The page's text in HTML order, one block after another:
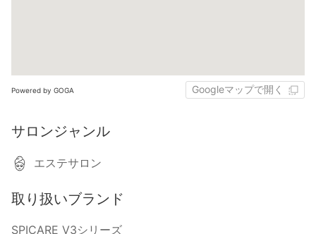
Powered by GOGA Googleマップで開く
サロンジャンル
エステサロン
取り扱いブランド
SPICARE V3シリーズ